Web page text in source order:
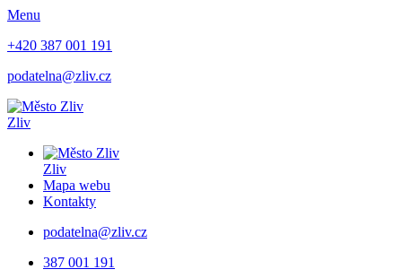
Menu
+420 387 001 191
podatelna@zliv.cz
Zliv
Zliv
Mapa webu
Kontakty
podatelna@zliv.cz
387 001 191